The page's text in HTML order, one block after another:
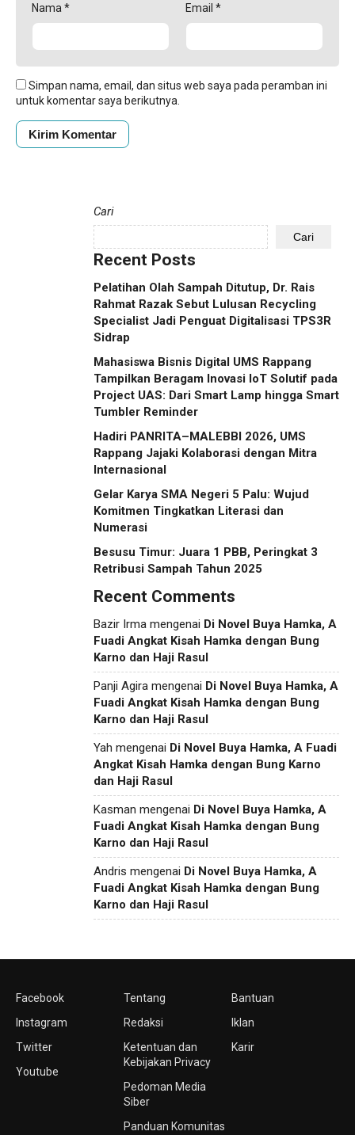
Nama * Email *
Simpan nama, email, dan situs web saya pada peramban ini
untuk komentar saya berikutnya.
Cari
Cari
Recent Posts
Pelatihan Olah Sampah Ditutup, Dr. Rais
Rahmat Razak Sebut Lulusan Recycling
Specialist Jadi Penguat Digitalisasi TPS3R
Sidrap
Mahasiswa Bisnis Digital UMS Rappang
Tampilkan Beragam Inovasi IoT Solutif pada
Project UAS: Dari Smart Lamp hingga Smart
Tumbler Reminder
Hadiri PANRITA–MALEBBI 2026, UMS
Rappang Jajaki Kolaborasi dengan Mitra
Internasional
Gelar Karya SMA Negeri 5 Palu: Wujud
Komitmen Tingkatkan Literasi dan
Numerasi
Besusu Timur: Juara 1 PBB, Peringkat 3
Retribusi Sampah Tahun 2025
Recent Comments
Bazir Irma mengenai Di Novel Buya Hamka, A
Fuadi Angkat Kisah Hamka dengan Bung
Karno dan Haji Rasul
Panji Agira mengenai Di Novel Buya Hamka, A
Fuadi Angkat Kisah Hamka dengan Bung
Karno dan Haji Rasul
Yah mengenai Di Novel Buya Hamka, A Fuadi
Angkat Kisah Hamka dengan Bung Karno
dan Haji Rasul
Kasman mengenai Di Novel Buya Hamka, A
Fuadi Angkat Kisah Hamka dengan Bung
Karno dan Haji Rasul
Andris mengenai Di Novel Buya Hamka, A
Fuadi Angkat Kisah Hamka dengan Bung
Karno dan Haji Rasul
Facebook
Instagram
Twitter
Youtube
Tentang
Redaksi
Ketentuan dan
Kebijakan Privacy
Pedoman Media
Siber
Panduan Komunitas
Bantuan
Iklan
Karir